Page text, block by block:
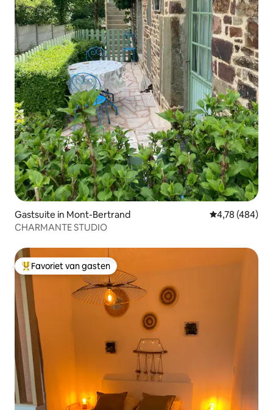
Gastsuite in Mont-Bertrand Gemiddelde
4,78 (484)
CHARMANTE STUDIO
Topfavoriet van gasten
Favoriet van gasten